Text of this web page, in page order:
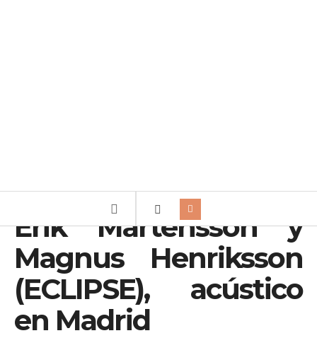
Erik Mårtensson y
Magnus Henriksson
(ECLIPSE), acústico
en Madrid